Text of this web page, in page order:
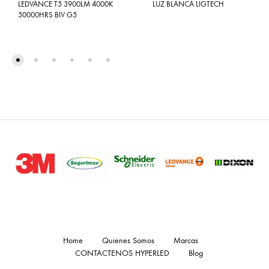
LEDVANCE T5 3900LM 4000K
50000HRS BIV G5
LUZ BLANCA LIGTECH
Home Quienes Somos
Marcas
CONTACTENOS HYPERLED
Blog